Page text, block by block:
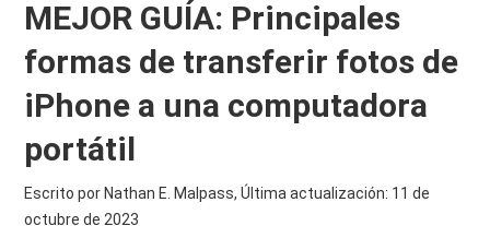
MEJOR GUÍA: Principales
formas de transferir fotos de
iPhone a una computadora
portátil
Escrito por Nathan E. Malpass, Última actualización: 11 de
octubre de 2023